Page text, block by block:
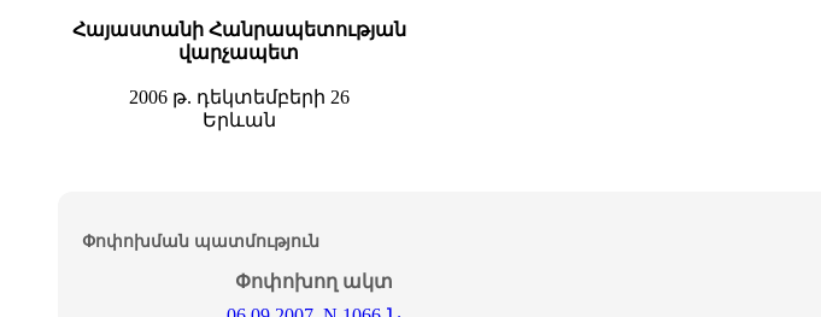
Հայաստանի Հանրապետության
վարչապետ
2006 թ. դեկտեմբերի 26
Երևան
Փոփոխման պատմություն
Փոփոխող ակտ